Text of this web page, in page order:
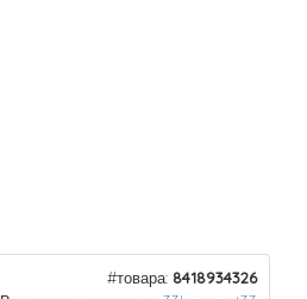
#товара: 8418934326